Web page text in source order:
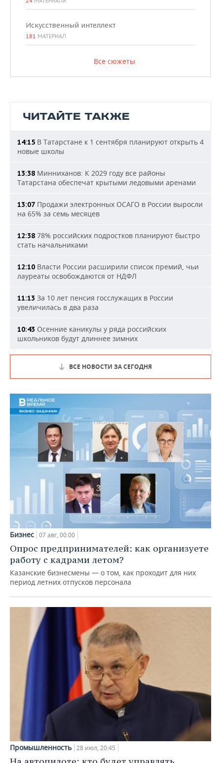
Искусственный интеллект
181 МАТЕРИАЛ
Все сюжеты
ЧИТАЙТЕ ТАКЖЕ
14:15 В Татарстане к 1 сентября планируют открыть 4
новые школы
13:38 Минниханов: К 2029 году все районы
Татарстана обеспечат крытыми ледовыми аренами
13:07 Продажи электронных ОСАГО в России выросли
на 65% за семь месяцев
12:38 78% российских подростков планируют быстро
стать начальниками
12:10 Власти России расширили список премий, чьи
лауреаты освобождаются от НДФЛ
11:13 За 10 лет пенсия госслужащих в России
увеличилась в два раза
10:43 Осенние каникулы у ряда российских
школьников будут длиннее зимних
ВСЕ НОВОСТИ ЗА СЕГОДНЯ
Бизнес 07 авг, 00:00
Опрос предпринимателей: как организуете
работу с кадрами летом?
Казанские бизнесмены — о том, как проходит для них
период летних отпусков персонала
Промышленность 28 июл, 20:45